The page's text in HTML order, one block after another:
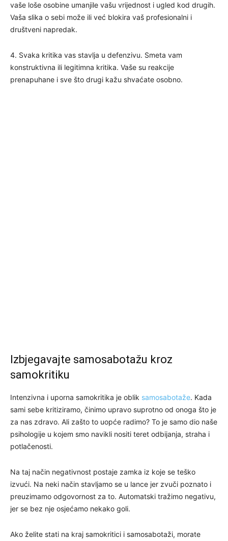
vaše loše osobine umanjile vašu vrijednost i ugled kod drugih.
Vaša slika o sebi može ili već blokira vaš profesionalni i
društveni napredak.
4. Svaka kritika vas stavlja u defenzivu. Smeta vam
konstruktivna ili legitimna kritika. Vaše su reakcije
prenapuhane i sve što drugi kažu shvaćate osobno.
Izbjegavajte samosabotažu kroz
samokritiku
Intenzivna i uporna samokritika je oblik samosabotaže. Kada
sami sebe kritiziramo, činimo upravo suprotno od onoga što je
za nas zdravo. Ali zašto to uopće radimo? To je samo dio naše
psihologije u kojem smo navikli nositi teret odbijanja, straha i
potlačenosti.
Na taj način negativnost postaje zamka iz koje se teško
izvući. Na neki način stavljamo se u lance jer zvuči poznato i
preuzimamo odgovornost za to. Automatski tražimo negativu,
jer se bez nje osjećamo nekako goli.
Ako želite stati na kraj samokritici i samosabotaži, morate